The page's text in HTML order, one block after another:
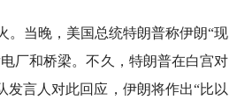
。当晚，美国总统特朗普称伊朗“现
厂和桥梁。不久，特朗普在白宫对
发言人对此回应，伊朗将作出“比以